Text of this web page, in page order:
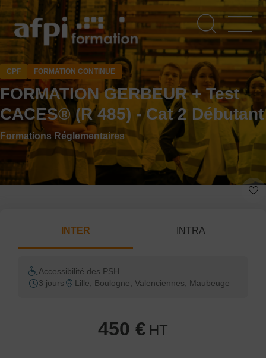
Aller
au
contenu
principal
CPF FORMATION CONTINUE
FORMATION GERBEUR + Test
CACES® (R 485) - Cat 2 Débutant
Formations Réglementaires
INTER INTRA
Accessibilité des PSH
3 jours
Lille, Boulogne, Valenciennes, Maubeuge
450 € HT